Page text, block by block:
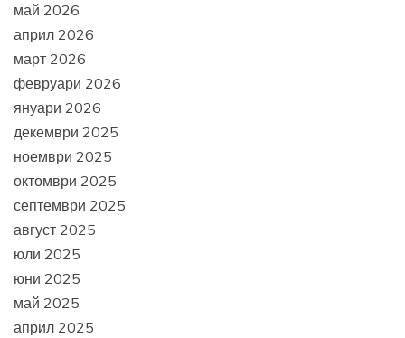
май 2026
април 2026
март 2026
февруари 2026
януари 2026
декември 2025
ноември 2025
октомври 2025
септември 2025
август 2025
юли 2025
юни 2025
май 2025
април 2025